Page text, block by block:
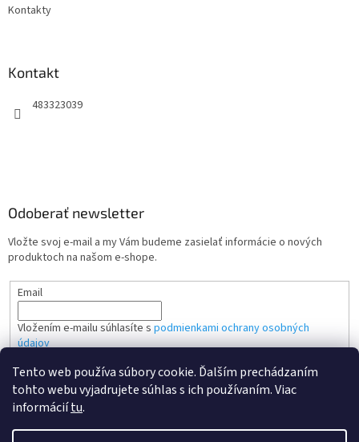
Tento web používa súbory cookie. Ďalším prechádzaním
tohto webu vyjadrujete súhlas s ich používaním. Viac
informáciítu.
Kontakty
Kontakt
483323039
Odoberať newsletter
Vložte svoj e-mail a my Vám budeme zasielať informácie o nových
produktoch na našom e-shope.
Email
Vložením e-mailu súhlasíte s podmienkami ochrany osobných
údajov
PRIHLÁSIŤ SA